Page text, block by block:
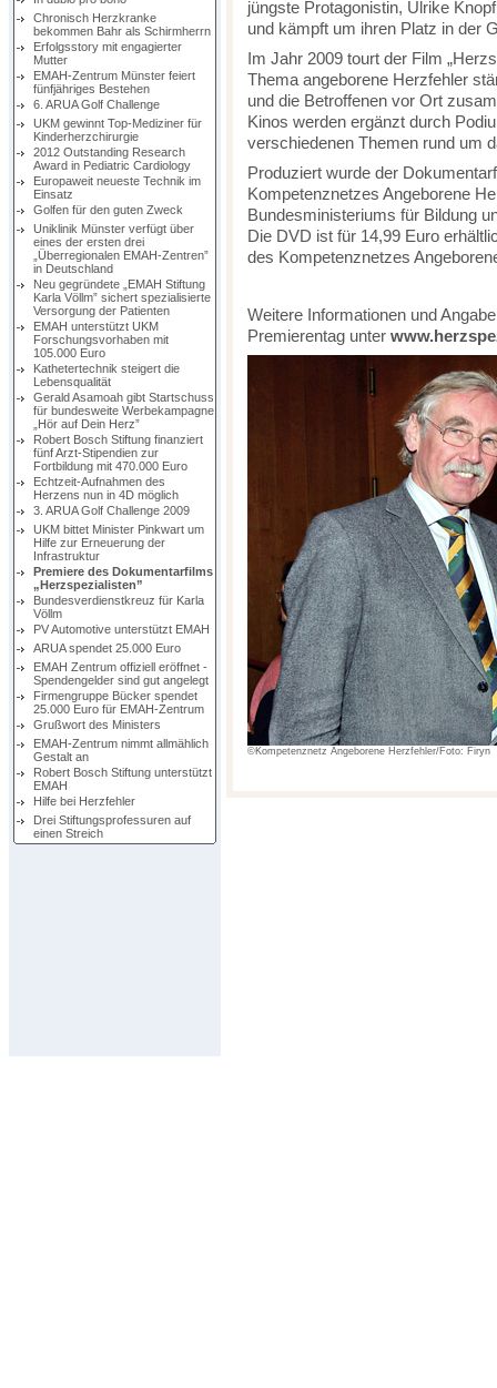
Chronisch Herzkranke
bekommen Bahr als Schirmherrn
Erfolgsstory mit engagierter
Mutter
EMAH-Zentrum Münster feiert
fünfjähriges Bestehen
6. ARUA Golf Challenge
UKM gewinnt Top-Mediziner für
Kinderherzchirurgie
2012 Outstanding Research
Award in Pediatric Cardiology
Europaweit neueste Technik im
Einsatz
Golfen für den guten Zweck
Uniklinik Münster verfügt über
eines der ersten drei
„Überregionalen EMAH-Zentren”
in Deutschland
Neu gegründete „EMAH Stiftung
Karla Völlm” sichert spezialisierte
Versorgung der Patienten
EMAH unterstützt UKM
Forschungsvorhaben mit
105.000 Euro
Kathetertechnik steigert die
Lebensqualität
Gerald Asamoah gibt Startschuss
für bundesweite Werbekampagne
„Hör auf Dein Herz”
Robert Bosch Stiftung finanziert
fünf Arzt-Stipendien zur
Fortbildung mit 470.000 Euro
Echtzeit-Aufnahmen des
Herzens nun in 4D möglich
3. ARUA Golf Challenge 2009
UKM bittet Minister Pinkwart um
Hilfe zur Erneuerung der
Infrastruktur
Premiere des Dokumentarfilms
„Herzspezialisten”
Bundesverdienstkreuz für Karla
Völlm
PV Automotive unterstützt EMAH
ARUA spendet 25.000 Euro
EMAH Zentrum offiziell eröffnet -
Spendengelder sind gut angelegt
Firmengruppe Bücker spendet
25.000 Euro für EMAH-Zentrum
Grußwort des Ministers
EMAH-Zentrum nimmt allmählich
Gestalt an
Robert Bosch Stiftung unterstützt
EMAH
Hilfe bei Herzfehler
Drei Stiftungsprofessuren auf
einen Streich
jüngste Protagonistin, Ulrike
und kämpft um ihren Platz in der
Im Jahr 2009 tourt der Film
Thema angeborene Herzfehler
und die Betroffenen vor Ort
Kinos werden ergänzt durch
verschiedenen Themen rund um
Produziert wurde der
Kompetenznetzes Angeborene
Bundesministeriums für Bildung
Die DVD ist für 14,99 Euro
des Kompetenznetzes
Weitere Informationen und
Premierentag unter
©Kompetenznetz Angeborene Herzfehler/Foto: Firyn